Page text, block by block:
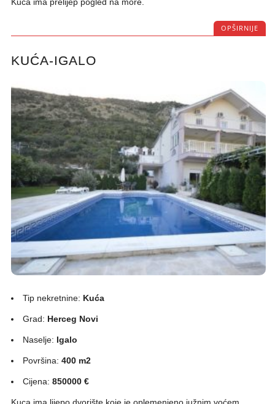
Kuća ima prelijep pogled na more.
OPŠIRNIJE
KUĆA-IGALO
Tip nekretnine: Kuća
Grad: Herceg Novi
Naselje: Igalo
Površina:400 m2
Cijena:850000 €